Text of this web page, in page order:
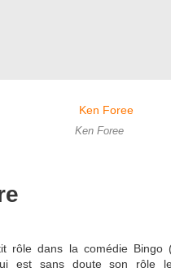
Ken Foree
rôle dans la comédie Bingo
est sans doute son rôle